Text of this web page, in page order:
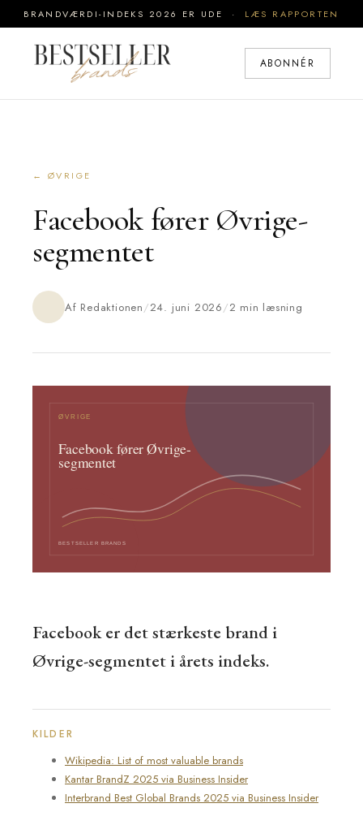
BRANDVÆRDI-INDEKS 2026 ER UDE · LÆS RAPPORTEN
ABONNÉR
← ØVRIGE
Facebook fører Øvrige-
segmentet
Af Redaktionen/24. juni 2026/2 min læsning
Facebook er det stærkeste brand i
Øvrige-segmentet i årets indeks.
KILDER
Wikipedia: List of most valuable brands
Kantar BrandZ 2025 via Business Insider
Interbrand Best Global Brands 2025 via Business Insider